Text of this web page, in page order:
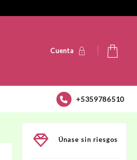
Cuenta
+5359786510
Únase sin riesgos